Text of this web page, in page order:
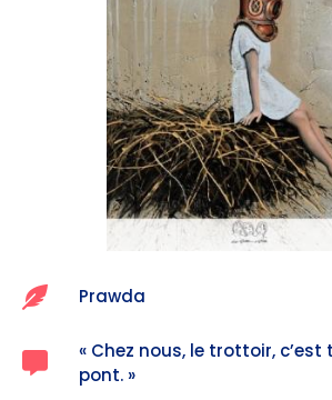
Prawda
« Chez nous, le trottoir,
pont. »